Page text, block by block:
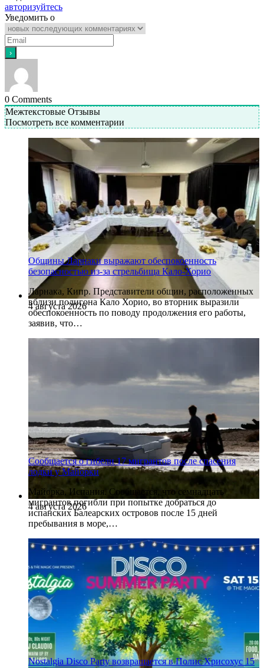
авторизуйтесь
Уведомить о
0 Comments
Межтекстовые Отзывы
Посмотреть все комментарии
4 августа 2026
Общины Ларнаки выражают обеспокоенность
безопасностью из-за стрельбища Кало-Хорио
Ларнака, Кипр. Представители общин, расположенных
вблизи полигона Кало Хорио, во вторник выразили
обеспокоенность по поводу продолжения его работы,
заявив, что…
4 августа 2026
Сообщается о гибели 17 мигрантов после спасения
лодки у Майорки
Майорка, Испания. Сообщается, что семнадцать
мигрантов погибли при попытке добраться до
испанских Балеарских островов после 15 дней
пребывания в море,…
Nostalgia Disco Party возвращается в Полис Хрисохус 15